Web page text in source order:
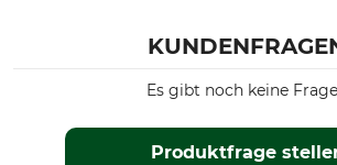
Produktfrage
Es gibt noch keine